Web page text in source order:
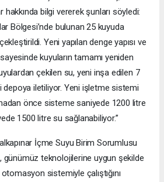
bilgi vererek şunları söyledi:
Bölgesi’nde bulunan 25 kuyuda
Yeni yapılan denge yapısı ve
kuyuların tamamı yeniden
çekilen su, yeni inşa edilen 7
iletiliyor. Yeni işletme sistemi
önce sisteme saniyede 1200 litre
1500 litre su sağlanabiliyor.”
İçme Suyu Birim Sorumlusu
günümüz teknolojilerine uygun şekilde
sistemiyle çalıştığını